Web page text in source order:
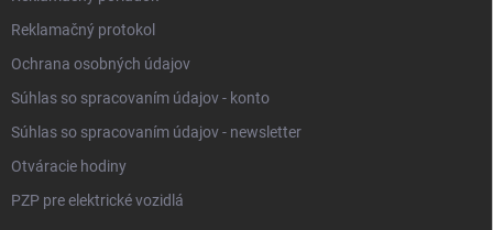
Reklamačný protokol
Ochrana osobných údajov
Súhlas so spracovaním údajov - konto
Súhlas so spracovaním údajov - newsletter
Otváracie hodiny
PZP pre elektrické vozidlá